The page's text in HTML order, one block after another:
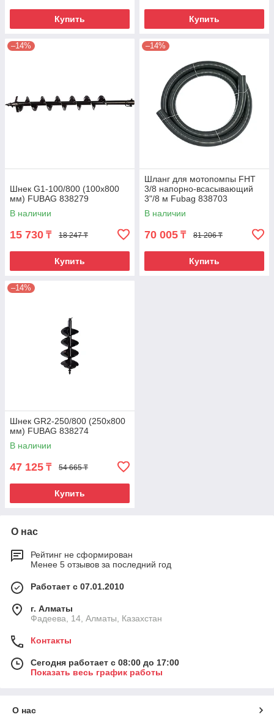
Купить Купить
–14%
Шнек G1-100/800 (100х800
мм) FUBAG 838279
В наличии
15 730 ₸ 18 247 ₸
Купить
–14%
Шланг для мотопомпы FHT
3/8 напорно-всасывающий
3"/8 м Fubag 838703
В наличии
70 005 ₸ 81 206 ₸
Купить
–14%
Шнек GR2-250/800 (250х800
мм) FUBAG 838274
В наличии
47 125 ₸ 54 665 ₸
Купить
О нас
Рейтинг не сформирован
Менее 5 отзывов за последний год
Работает с 07.01.2010
г. Алматы
Фадеева, 14, Алматы, Казахстан
Контакты
Сегодня работает с 08:00 до 17:00
Показать весь график работы
О нас